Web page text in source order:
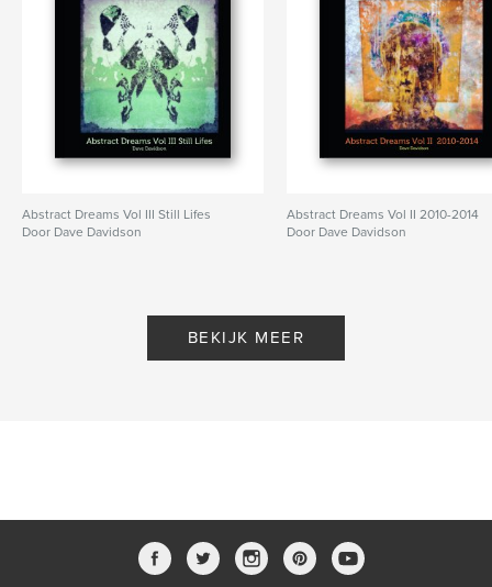
Abstract Dreams Vol III Still Lifes
Door Dave Davidson
Abstract Dreams Vol II 2010-2014
Door Dave Davidson
BEKIJK MEER